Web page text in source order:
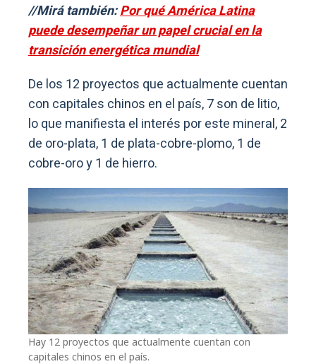
//Mirá también:Por qué América Latina
puede desempeñar un papel crucial en la
transición energética mundial
De los 12 proyectos que actualmente cuentan
con capitales chinos en el país, 7 son de litio,
lo que manifiesta el interés por este mineral, 2
de oro-plata, 1 de plata-cobre-plomo, 1 de
cobre-oro y 1 de hierro.
Hay 12 proyectos que actualmente cuentan con
capitales chinos en el país.